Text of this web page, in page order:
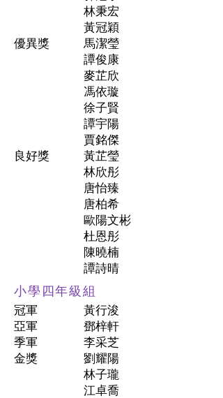
優異獎
良好獎
林秉宏
黃冠穎
馬潔瑩
譚俊康
麥芷欣
馮依璇
徐子賢
譚宇陽
賈銘傑
黃芷瑩
林欣彤
唐怡臻
唐柏希
歐陽文彬
杜恩彤
陳曉楠
譚詩晴
小學四年級組
冠軍
亞軍
季軍
金獎
黃行浚
鄧梓軒
李采芝
劉耀陽
林子瓏
江卓喬